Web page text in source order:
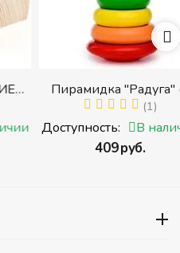
Пирамидка "Радуга" (8
деталей) (Пирамидка
среднего размера)
(1)
Доступность: В наличии
руб.